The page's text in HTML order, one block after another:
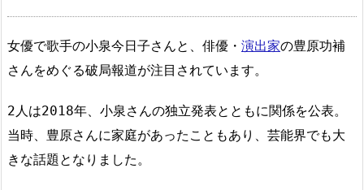
女優で歌手の小泉今日子さんと、俳優・ 演出家の豊原功補
さんをめぐる破局報道が注目されています。
2人は2018年、小泉さんの独立発表とともに関係を公表。
当時、豊原さんに家庭があったこともあり、芸能界でも大
きな話題となりました。